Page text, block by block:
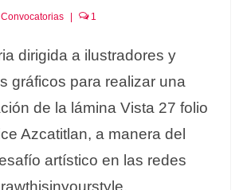
Convocatorias 1
dirigida a ilustradores y
gráficos para realizar una
de la lámina Vista 27 folio
Azcatitlan, a manera del
artístico en las redes